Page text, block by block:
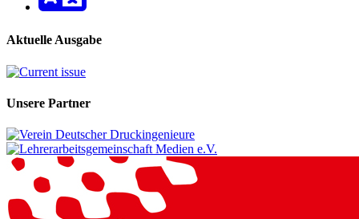
Aktuelle Ausgabe
Unsere Partner